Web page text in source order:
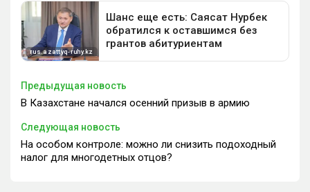
Предыдущая новость
В Казахстане начался осенний призыв в армию
Следующая новость
На особом контроле: можно ли снизить подоходный
налог для многодетных отцов?